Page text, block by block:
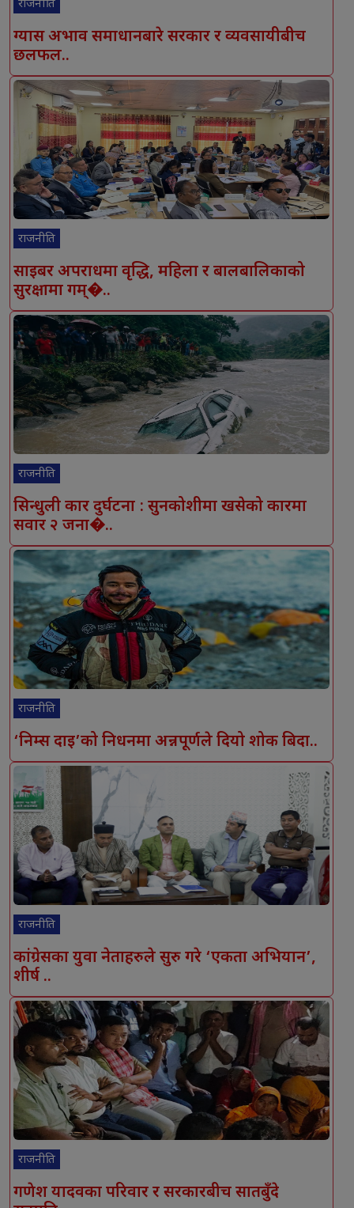
राजनीति
ग्यास अभाव समाधानबारे सरकार र व्यवसायीबीच
छलफल..
राजनीति
साइबर अपराधमा वृद्धि, महिला र बालबालिकाको
सुरक्षामा गम्�..
राजनीति
सिन्धुली कार दुर्घटना : सुनकोशीमा खसेको कारमा
सवार २ जना�..
राजनीति
‘निम्स दाइ’को निधनमा अन्नपूर्णले दियो शोक बिदा..
राजनीति
कांग्रेसका युवा नेताहरुले सुरु गरे ‘एकता अभियान’,
शीर्ष ..
राजनीति
गणेश यादवका परिवार र सरकारबीच सातबुँदे